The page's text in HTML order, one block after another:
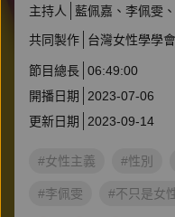
主持人 藍佩嘉 李佩雯
共同製作
台灣女性學學會
節目總長 06:49:00
開播日期
2023-07-06
更新日期
2023-09-14
#女性主義 #性別
#李佩雯 #不只是女